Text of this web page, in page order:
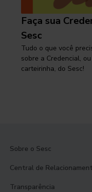
Faça sua
Sesc
Tudo o que você
sobre a Credencial, ou
carteirinha, do Sesc!
Sobre o Sesc
Central de
Transparência